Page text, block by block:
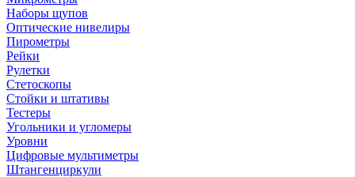
Наборы щупов
Оптические нивелиры
Пирометры
Рейки
Рулетки
Стетоскопы
Стойки и штативы
Тестеры
Угольники и угломеры
Уровни
Цифровые мультиметры
Штангенциркули